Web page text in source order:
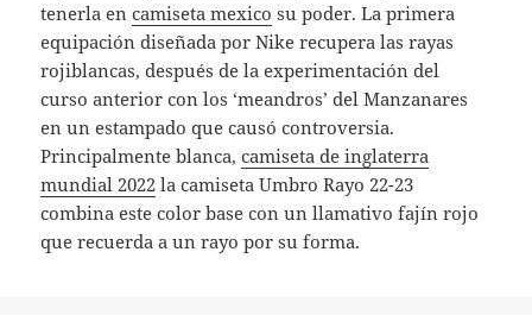
tenerla encamiseta mexico su poder. La primera
equipación diseñada por Nike recupera las rayas
rojiblancas, después de la experimentación del
curso anterior con los ‘meandros’ del Manzanares
en un estampado que causó controversia.
Principalmente blanca,camiseta de inglaterra
mundial 2022 la camiseta Umbro Rayo 22-23
combina este color base con un llamativo fajín rojo
que recuerda a un rayo por su forma.